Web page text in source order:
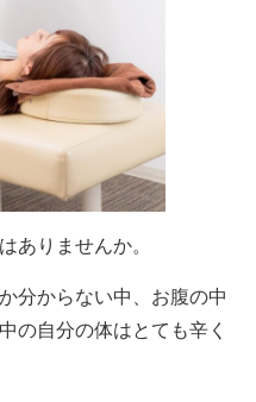
ありませんか。
分からない中、お腹の中
の自分の体はとても辛く